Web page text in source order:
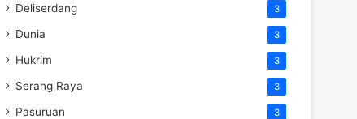
Deliserdang 3
Dunia 3
Hukrim 3
Serang Raya 3
Pasuruan 3